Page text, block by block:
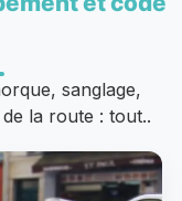
sanglage,
la route : tout..